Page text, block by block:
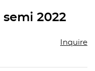
semi 2022
Inquire